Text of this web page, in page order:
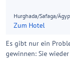
Hurghada/Safaga/
Zum Hotel
Es gibt nur ein
gewinnen: Sie